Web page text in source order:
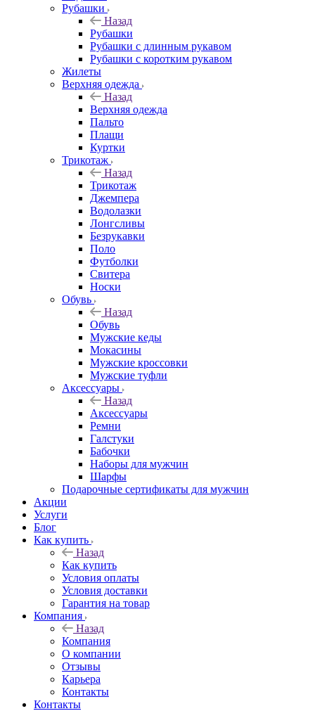
Рубашки
Назад
Рубашки
Рубашки с длинным рукавом
Рубашки с коротким рукавом
Жилеты
Верхняя одежда
Назад
Верхняя одежда
Пальто
Плащи
Куртки
Трикотаж
Назад
Трикотаж
Джемпера
Водолазки
Лонгсливы
Безрукавки
Поло
Футболки
Свитера
Носки
Обувь
Назад
Обувь
Мужские кеды
Мокасины
Мужские кроссовки
Мужские туфли
Аксессуары
Назад
Аксессуары
Ремни
Галстуки
Бабочки
Наборы для мужчин
Шарфы
Подарочные сертификаты для мужчин
Акции
Услуги
Блог
Как купить
Назад
Как купить
Условия оплаты
Условия доставки
Гарантия на товар
Компания
Назад
Компания
О компании
Отзывы
Карьера
Контакты
Контакты